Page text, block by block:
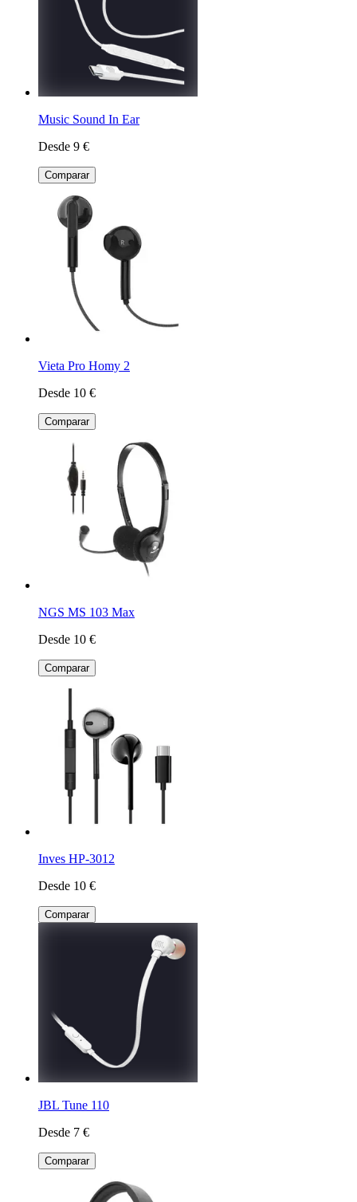
Music Sound In Ear
Desde 9 €
Comparar
Vieta Pro Homy 2
Desde 10 €
Comparar
NGS MS 103 Max
Desde 10 €
Comparar
Inves HP-3012
Desde 10 €
Comparar
JBL Tune 110
Desde 7 €
Comparar